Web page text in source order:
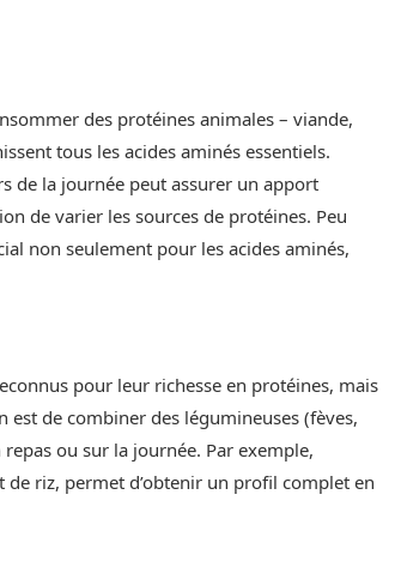
des protéines animales – viande,
tous les acides aminés essentiels.
de la journée peut assurer un apport
de varier les sources de protéines. Peu
non seulement pour les acides aminés,
pour leur richesse en protéines, mais
est de combiner des légumineuses (fèves,
ou sur la journée. Par exemple,
de riz, permet d’obtenir un profil complet en